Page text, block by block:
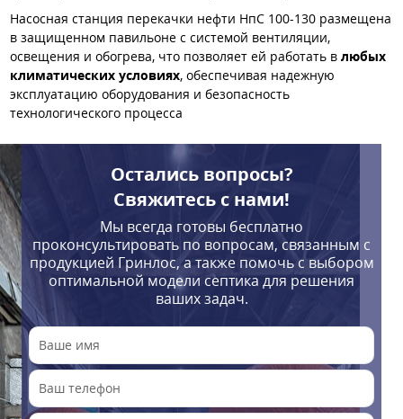
Насосная станция перекачки нефти НпС 100-130 размещена
в защищенном павильоне с системой вентиляции,
освещения и обогрева, что позволяет ей работать в любых
климатических условиях, обеспечивая надежную
эксплуатацию оборудования и безопасность
технологического процесса
Остались вопросы?
Свяжитесь с нами!
Мы всегда готовы бесплатно
проконсультировать по вопросам, связанным с
продукцией Гринлос, а также помочь с выбором
оптимальной модели септика для решения
ваших задач.